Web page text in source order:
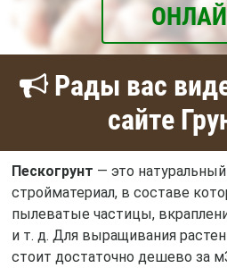
Рады вас
сайте
Пескогрунт — это
стройматериал, в составе
пылеватые частицы,
и т. д. Для выращивания
стоит достаточно дешево за